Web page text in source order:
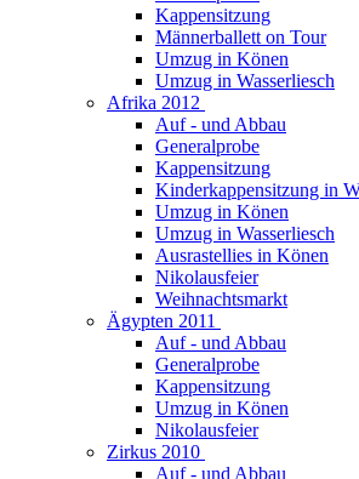
Kappensitzung
Männerballett on Tour
Umzug in Könen
Umzug in Wasserliesch
Afrika 2012
Auf - und Abbau
Generalprobe
Kappensitzung
Kinderkappensitzung in
Umzug in Könen
Umzug in Wasserliesch
Ausrastellies in Könen
Nikolausfeier
Weihnachtsmarkt
Ägypten 2011
Auf - und Abbau
Generalprobe
Kappensitzung
Umzug in Könen
Nikolausfeier
Zirkus 2010
Auf - und Abbau